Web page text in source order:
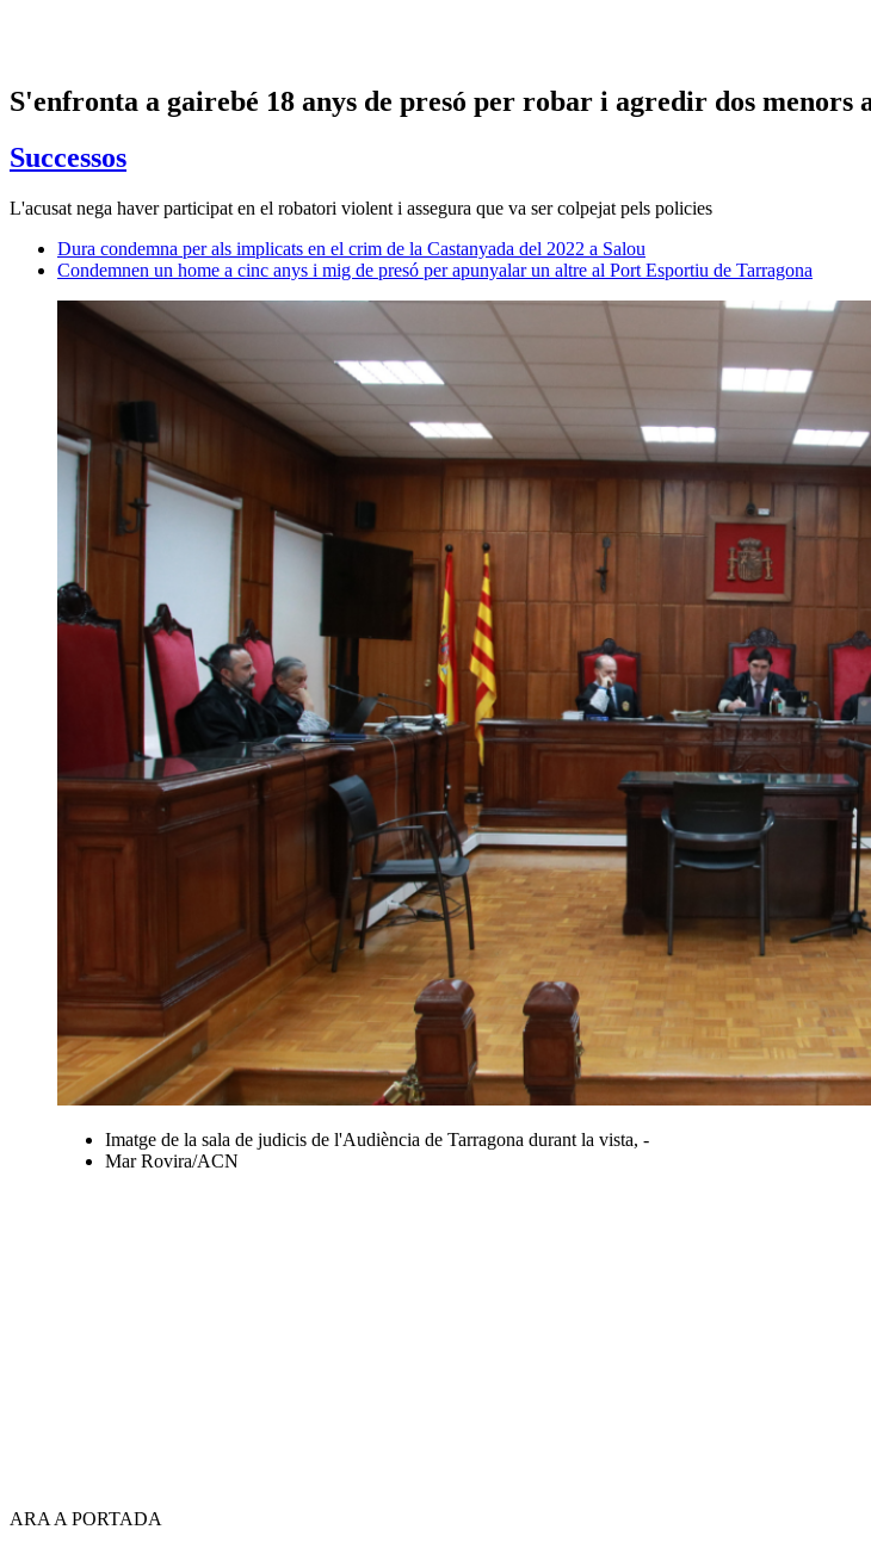
S'enfronta a gairebé 18 anys de presó per robar i agredir dos
Successos
L'acusat nega haver participat en el robatori violent i assegura que va ser colpejat pels policies
Dura condemna per als implicats en el crim de la Castanyada del 2022 a Salou
Condemnen un home a cinc anys i mig de presó per apunyalar un altre al Port Esportiu de Tarragona
Imatge de la sala de judicis de l'Audiència de Tarragona durant la vista, -
Mar Rovira/ACN
ARA A PORTADA